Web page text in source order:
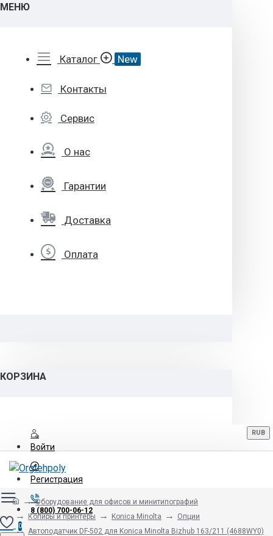
МЕНЮ
Каталог New
Контакты
Сервис
О нас
Гарантии
Доставка
Оплата
КОРЗИНА
Войти
Регистрация
8 (800) 700-06-12
RUB
0
Оборудование для офисов и минитипографий
Копиры и принтеры
Konica Minolta
Опции
Автоподатчик DF-502 для Konica Minolta Bizhub 163/211 (4688WY0)